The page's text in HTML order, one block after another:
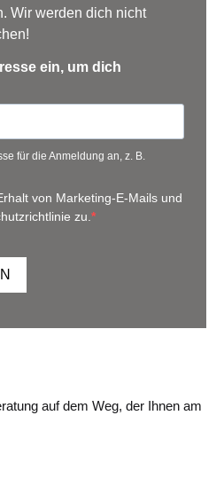
Wir werden dich nicht
ein, um dich
für die Anmeldung an, z. B.
von Marketing-E-Mails und
zu.
auf dem Weg, der Ihnen am